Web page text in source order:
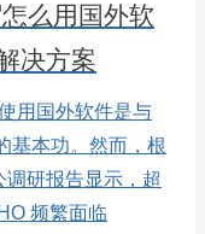
么用国外软
决方案
用国外软件是与
基本功。然而，根
研报告显示，超
频繁面临